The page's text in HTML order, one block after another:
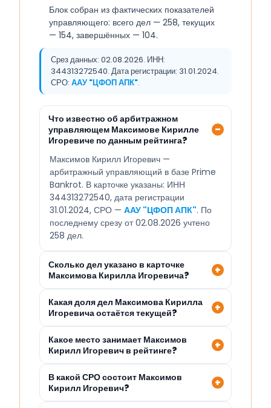
Блок собран из фактических показателей
управляющего: всего дел — 258, текущих
— 154, завершённых — 104.
Срез данных: 02.08.2026. ИНН:
344313272540. Дата регистрации: 31.01.2024.
СРО: ААУ "ЦФОП АПК".
Что известно об арбитражном
управляющем Максимове Кирилле
Игоревиче по данным рейтинга?
Максимов Кирилл Игоревич —
арбитражный управляющий в базе Prime
Bankrot. В карточке указаны: ИНН
344313272540, дата регистрации
31.01.2024, СРО — ААУ "ЦФОП АПК". По
последнему срезу от 02.08.2026 учтено
258 дел.
Сколько дел указано в карточке
Максимова Кирилла Игоревича?
Какая доля дел Максимова Кирилла
Игоревича остаётся текущей?
Какое место занимает Максимов
Кирилл Игоревич в рейтинге?
В какой СРО состоит Максимов
Кирилл Игоревич?